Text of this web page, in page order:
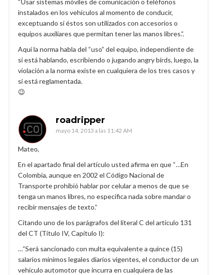
“Usar sistemas móviles de comunicación o teléfonos
instalados en los vehículos al momento de conducir,
exceptuando si éstos son utilizados con accesorios o
equipos auxiliares que permitan tener las manos libres.”.
Aquí la norma habla del “uso” del equipo, independiente de
si está hablando, escribiendo o jugando angry birds, luego, la
violación a la norma existe en cualquiera de los tres casos y
sí está reglamentada.
😉
roadripper
mayo 14, 2013 a las 11:42 AM
Mateo,
En el apartado final del artículo usted afirma en que “…En
Colombia, aunque en 2002 el Código Nacional de
Transporte prohibió hablar por celular a menos de que se
tenga un manos libres, no especifica nada sobre mandar o
recibir mensajes de texto.”
Citando uno de los parágrafos del literal C del artículo 131
del CT (Título IV, Capítulo I):
…”Será sancionado con multa equivalente a quince (15)
salarios mínimos legales diarios vigentes, el conductor de un
vehículo automotor que incurra en cualquiera de las